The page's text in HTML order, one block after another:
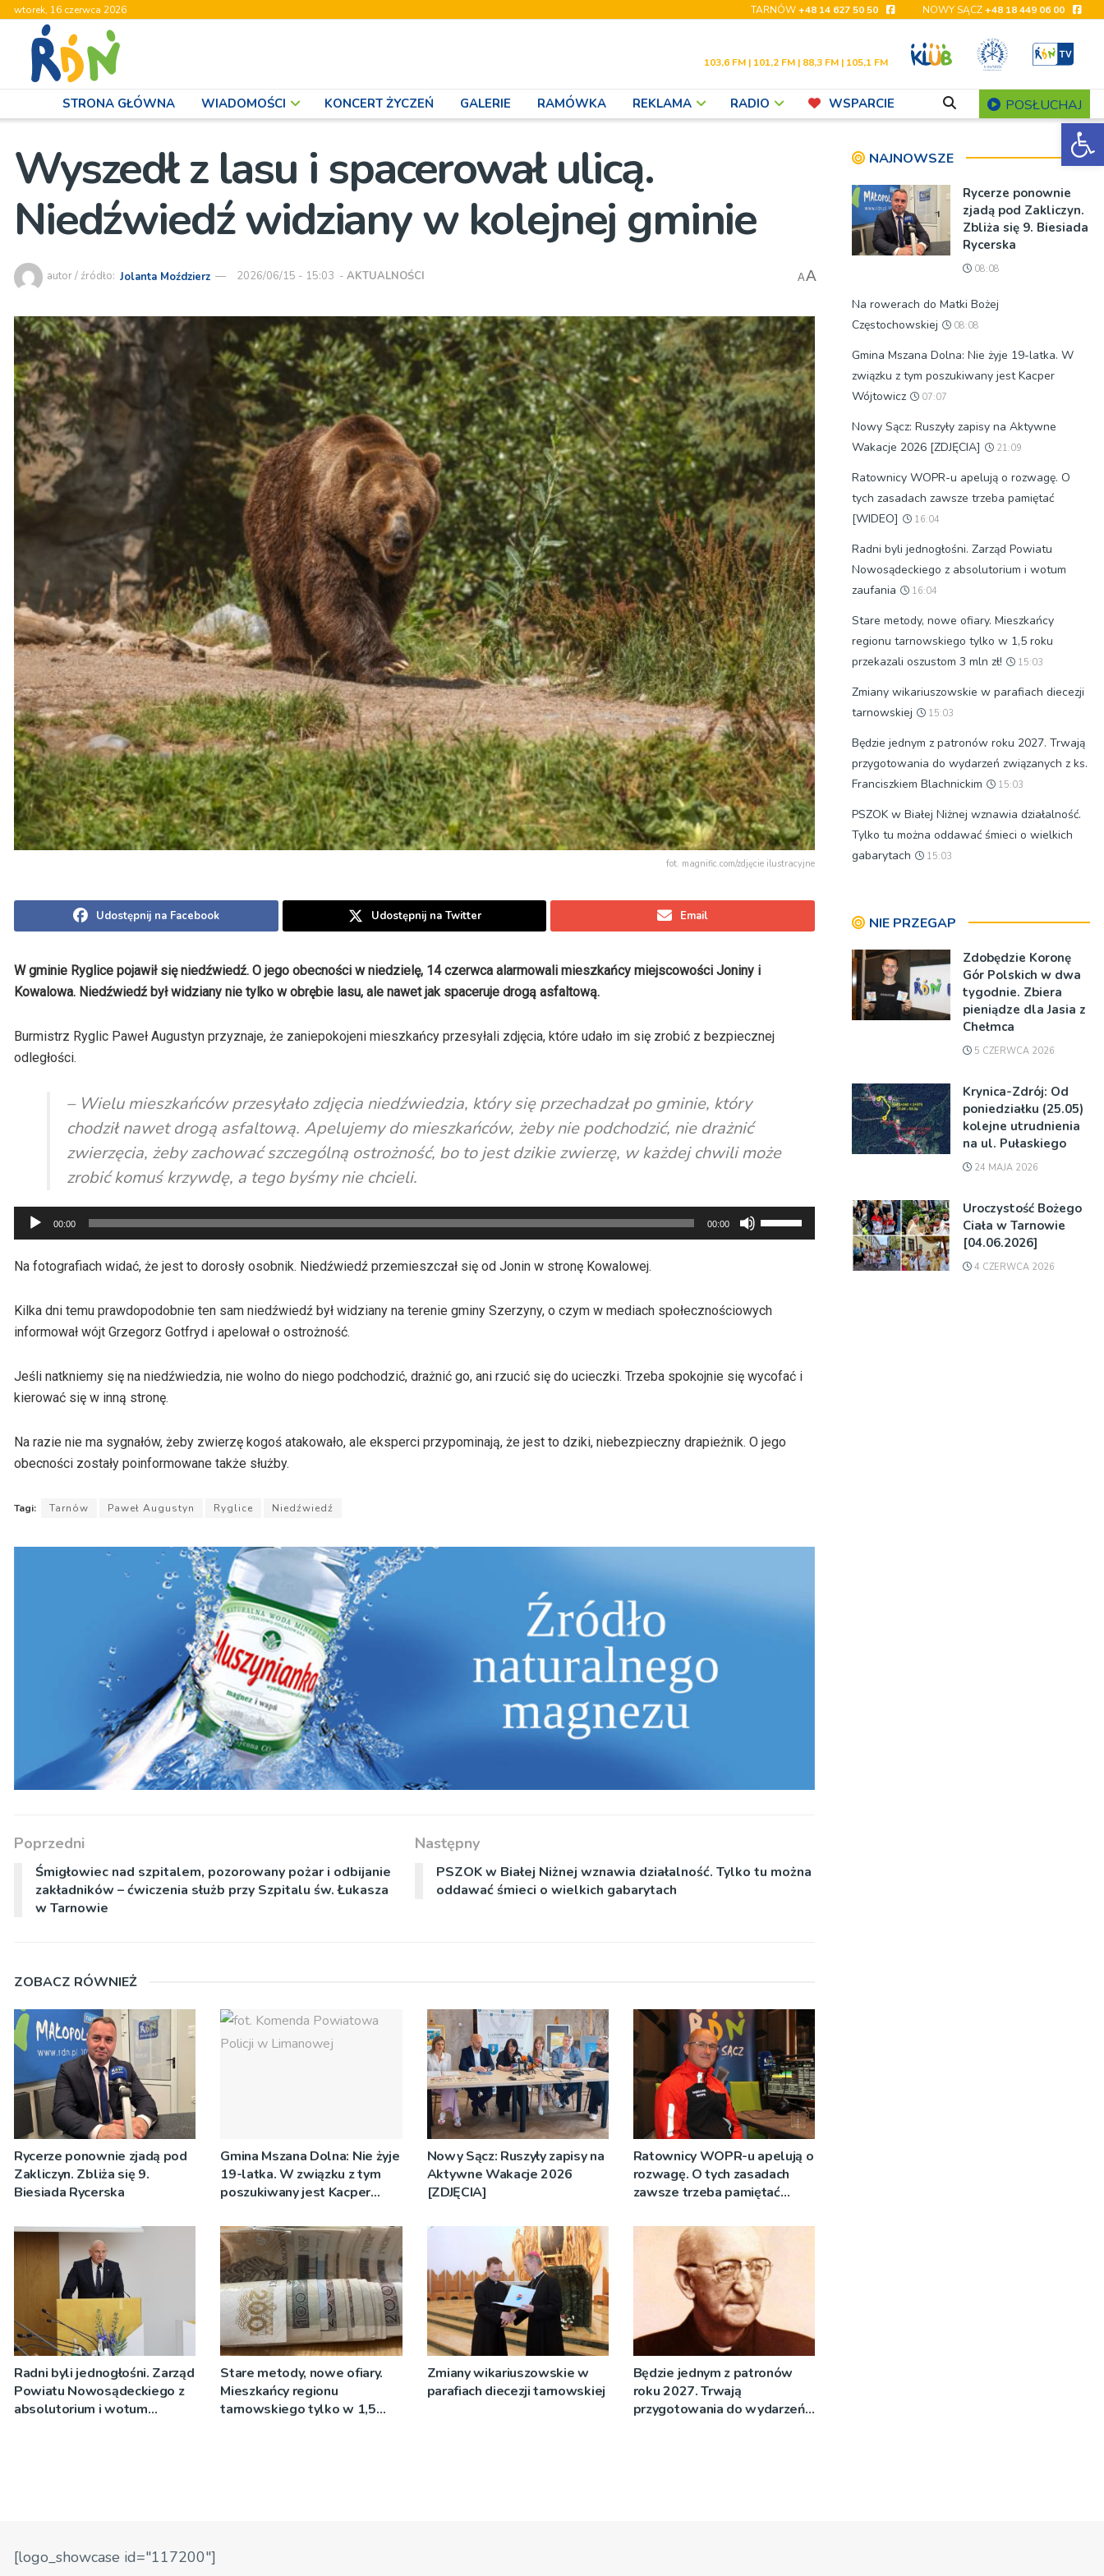
wtorek, 16 czerwca 2026 TARNÓW+48 14 627 50 50 NOWY SĄCZ+48 18 449 06 00
103,6 FM | 101,2 FM | 88,3 FM | 105,1 FM
STRONA GŁÓWNA WIADOMOŚCI KONCERT ŻYCZEŃ GALERIE RAMÓWKA REKLAMA RADIO WSPARCIE POSŁUCHAJ
Wyszedł z lasu i spacerował ulicą.
Niedźwiedź widziany w kolejnej gminie
autor / źródło: Jolanta Moździerz 2026/06/15 - 15:03 - AKTUALNOŚCI AA
fot. magnific.com/zdjęcie ilustracyjne
Udostępnij na Facebook Udostępnij na Twitter Email
W gminie Ryglice pojawił się niedźwiedź. O jego obecności w niedzielę, 14 czerwca alarmowali mieszkańcy miejscowości Joniny i
Kowalowa. Niedźwiedź był widziany nie tylko w obrębie lasu, ale nawet jak spaceruje drogą asfaltową.
Burmistrz Ryglic Paweł Augustyn przyznaje, że zaniepokojeni mieszkańcy przesyłali zdjęcia, które udało im się zrobić z bezpiecznej
odległości.
– Wielu mieszkańców przesyłało zdjęcia niedźwiedzia, który się przechadzał po gminie, który
chodził nawet drogą asfaltową. Apelujemy do mieszkańców, żeby nie podchodzić, nie drażnić
zwierzęcia, żeby zachować szczególną ostrożność, bo to jest dzikie zwierzę, w każdej chwili może
zrobić komuś krzywdę, a tego byśmy nie chcieli.
Odtwarzacz
plików
dźwiękowych
00:00 00:00
strzałek
zwiększyć
głośność.
Na fotografiach widać, że jest to dorosły osobnik. Niedźwiedź przemieszczał się od Jonin w stronę Kowalowej.
Kilka dni temu prawdopodobnie ten sam niedźwiedź był widziany na terenie gminy Szerzyny, o czym w mediach społecznościowych
informował wójt Grzegorz Gotfryd i apelował o ostrożność.
Jeśli natkniemy się na niedźwiedzia, nie wolno do niego podchodzić, drażnić go, ani rzucić się do ucieczki. Trzeba spokojnie się wycofać i
kierować się w inną stronę.
Na razie nie ma sygnałów, żeby zwierzę kogoś atakowało, ale eksperci przypominają, że jest to dziki, niebezpieczny drapieżnik. O jego
obecności zostały poinformowane także służby.
Tagi: Tarnów Paweł Augustyn Ryglice Niedźwiedź
Poprzedni
Śmigłowiec nad szpitalem, pozorowany pożar i odbijanie
zakładników – ćwiczenia służb przy Szpitalu św. Łukasza
w Tarnowie
Następny
PSZOK w Białej Niżnej wznawia działalność. Tylko tu można
oddawać śmieci o wielkich gabarytach
ZOBACZ RÓWNIEŻ
Rycerze ponownie zjadą pod
Zakliczyn. Zbliża się 9.
Biesiada Rycerska
Gmina Mszana Dolna: Nie żyje
19-latka. W związku z tym
poszukiwany jest Kacper
Nowy Sącz: Ruszyły zapisy na
Aktywne Wakacje 2026
[ZDJĘCIA]
Ratownicy WOPR-u apelują o
rozwagę. O tych zasadach
zawsze trzeba pamiętać
Radni byli jednogłośni. Zarząd
Powiatu Nowosądeckiego z
absolutorium i wotum
Stare metody, nowe ofiary.
Mieszkańcy regionu
tarnowskiego tylko w 1,5
Zmiany wikariuszowskie w
parafiach diecezji tarnowskiej
Będzie jednym z patronów
roku 2027. Trwają
przygotowania do wydarzeń
NAJNOWSZE
Rycerze ponownie
zjadą pod Zakliczyn.
Zbliża się 9. Biesiada
Rycerska
08:08
Na rowerach do Matki Bożej
Częstochowskiej
08:08
Gmina Mszana Dolna: Nie żyje 19-latka. W
związku z tym poszukiwany jest Kacper
Wójtowicz
07:07
Nowy Sącz: Ruszyły zapisy na Aktywne
Wakacje 2026 [ZDJĘCIA]
21:09
Ratownicy WOPR-u apelują o rozwagę. O
tych zasadach zawsze trzeba pamiętać
[WIDEO]
16:04
Radni byli jednogłośni. Zarząd Powiatu
Nowosądeckiego z absolutorium i wotum
zaufania
16:04
Stare metody, nowe ofiary. Mieszkańcy
regionu tarnowskiego tylko w 1,5 roku
przekazali oszustom 3 mln zł!
15:03
Zmiany wikariuszowskie w parafiach diecezji
tarnowskiej
15:03
Będzie jednym z patronów roku 2027. Trwają
przygotowania do wydarzeń związanych z ks.
Franciszkiem Blachnickim
15:03
PSZOK w Białej Niżnej wznawia działalność.
Tylko tu można oddawać śmieci o wielkich
gabarytach
15:03
NIE PRZEGAP
Zdobędzie Koronę
Gór Polskich w dwa
tygodnie. Zbiera
pieniądze dla Jasia z
Chełmca
5 CZERWCA 2026
Krynica-Zdrój: Od
poniedziałku (25.05)
kolejne utrudnienia
na ul. Pułaskiego
24 MAJA 2026
Uroczystość Bożego
Ciała w Tarnowie
[04.06.2026]
4 CZERWCA 2026
[logo_showcase id="117200"]